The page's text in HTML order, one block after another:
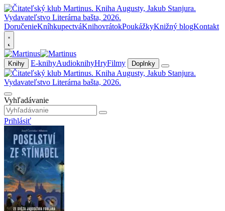
DoručenieKníhkupectváKnihovrátokPoukážkyKnižný blogKontakt
Knihy E-knihyAudioknihyHryFilmy Doplnky
Vyhľadávanie
Prihlásiť